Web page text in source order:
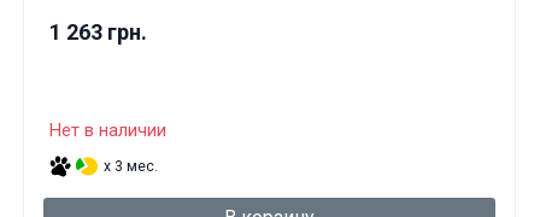
1 263 грн.
Нет в наличии
x 3 мес.